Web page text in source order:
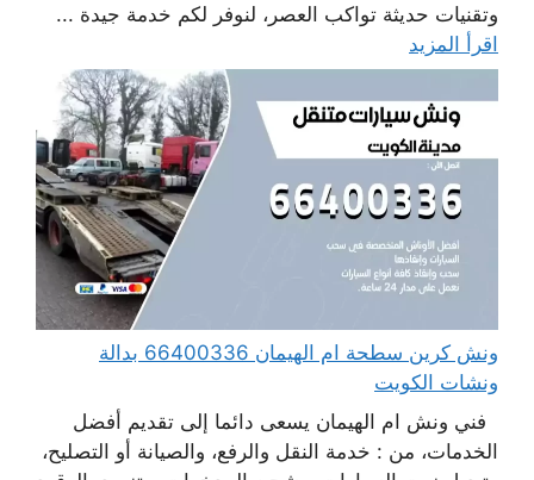
وتقنيات حديثة تواكب العصر، لنوفر لكم خدمة جيدة ...
اقرأ المزيد
ونش كرين سطحة ام الهيمان 66400336 بدالة
ونشات الكويت
فني ونش ام الهيمان يسعى دائما إلى تقديم أفضل
الخدمات، من : خدمة النقل والرفع، والصيانة أو التصليح،